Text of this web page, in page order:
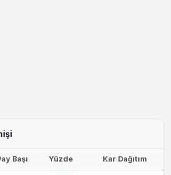
Başı Yüzde Kar Dağıtım